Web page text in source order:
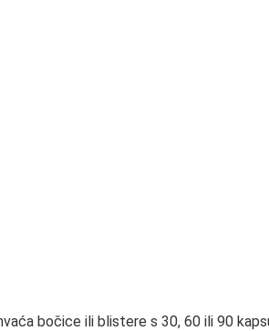
bočice ili blistere s 30, 60 ili 90